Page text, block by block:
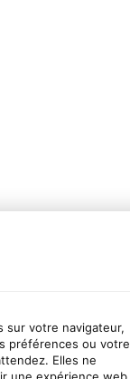
sur votre navigateur,
préférences ou votre
Elles ne